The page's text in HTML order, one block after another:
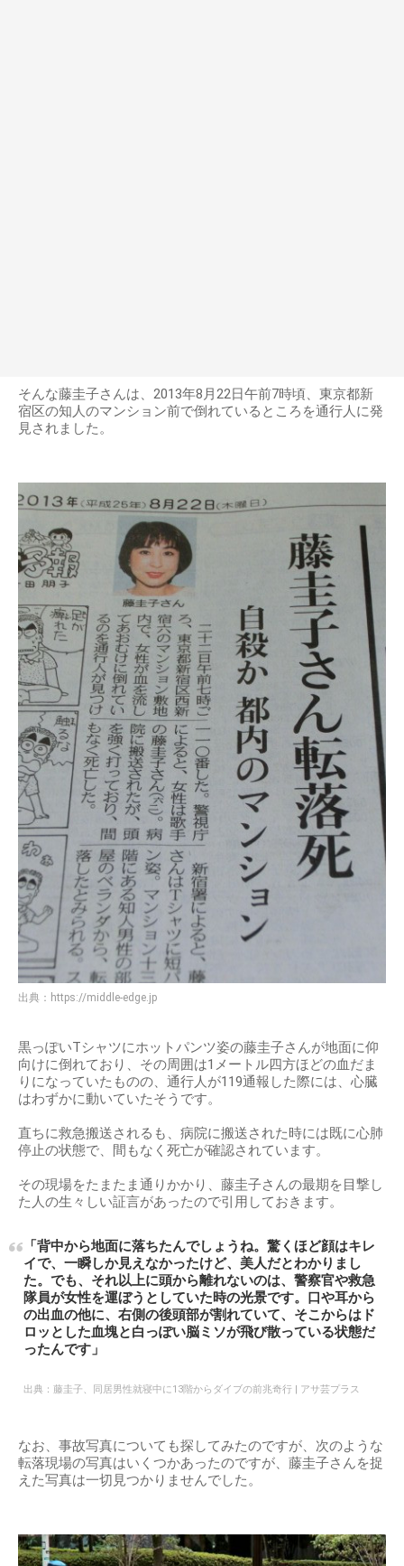
そんな藤圭子さんは、2013年8月22日午前7時頃、東京都新
宿区の知人のマンション前で倒れているところを通行人に発
見されました。
出典： https://middle-edge.jp
黒っぽいTシャツにホットパンツ姿の藤圭子さんが地面に仰
向けに倒れており、その周囲は1メートル四方ほどの血だま
りになっていたものの、通行人が119通報した際には、心臓
はわずかに動いていたそうです。
直ちに救急搬送されるも、病院に搬送された時には既に心肺
停止の状態で、間もなく死亡が確認されています。
その現場をたまたま通りかかり、藤圭子さんの最期を目撃し
た人の生々しい証言があったので引用しておきます。
「背中から地面に落ちたんでしょうね。驚くほど顔はキレ
イで、一瞬しか見えなかったけど、美人だとわかりまし
た。でも、それ以上に頭から離れないのは、警察官や救急
隊員が女性を運ぼうとしていた時の光景です。口や耳から
の出血の他に、右側の後頭部が割れていて、そこからはド
ロッとした血塊と白っぽい脳ミソが飛び散っている状態だ
ったんです」
出典： 藤圭子、同居男性就寝中に13階からダイブの前兆奇行 | アサ芸プラス
なお、事故写真についても探してみたのですが、次のような
転落現場の写真はいくつかあったのですが、藤圭子さんを捉
えた写真は一切見つかりませんでした。